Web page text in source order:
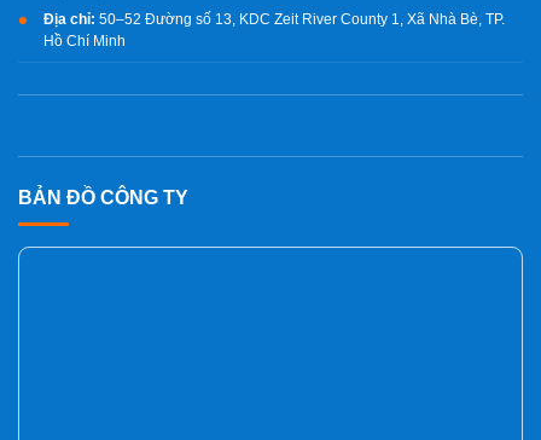
BẢN ĐỒ CÔNG TY
Địa chỉ: 50–52 Đường số 13, KDC Zeit River County 1, Xã Nhà Bè, TP.
Hồ Chí Minh